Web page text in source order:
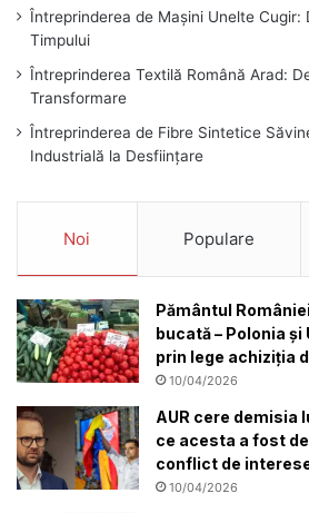
Întreprinderea de Mașini Unelte Cugir:
Timpului
Întreprinderea Textilă Română Arad:
Transformare
Întreprinderea de Fibre Sintetice
Industrială la Desființare
Noi Populare
Pământul
bucată – Polonia
prin lege achiziția
10/04/2026
AUR cere demisia
ce acesta a fost
conflict de
10/04/2026